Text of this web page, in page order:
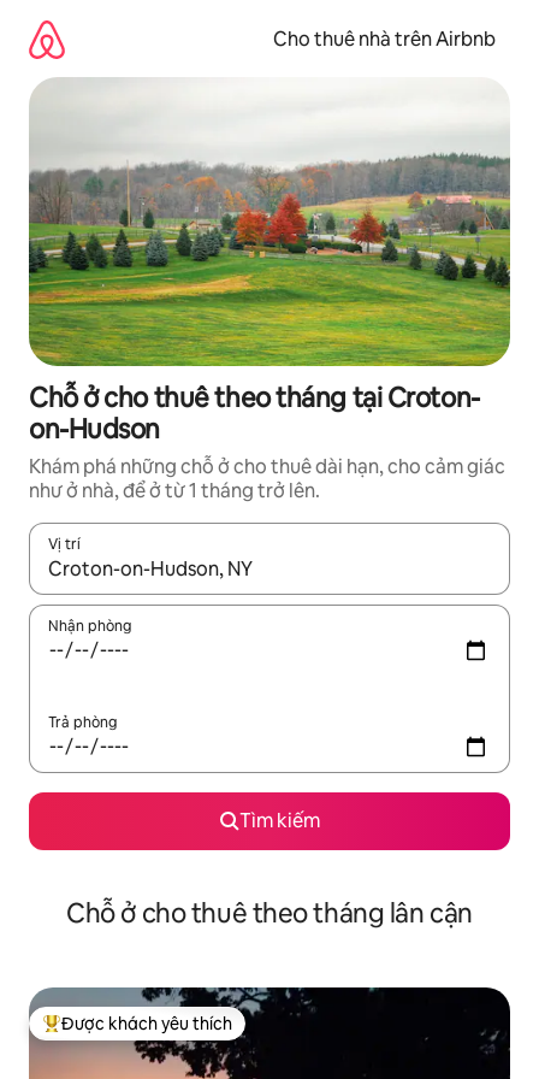
dung
Cho thuê nhà trên Airbnb
Chỗ ở cho thuê theo tháng tại Croton-
on-Hudson
Khám phá những chỗ ở cho thuê dài hạn, cho cảm giác
như ở nhà, để ở từ 1 tháng trở lên.
Vị trí
Khi có kết quả, hãy điều hướng bằng phím mũi tên lên và
Nhận phòng
Trả phòng
Tìm kiếm
Chỗ ở cho thuê theo tháng lân cận
Được khách yêu thích nhất
Được khách yêu thích